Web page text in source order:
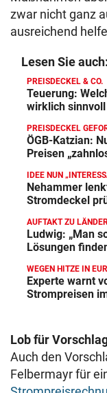
zwar nicht ganz
ausreichend
Lesen Sie auch:
PREISDECKEL & CO.
Teuerung:
wirklich
PREISDECKEL
ÖGB-Katzian:
Preisen
IDEE NUN
Nehammer
Stromdeckel
AUFTAKT ZU
Ludwig: „Man
Lösungen
WEGEN HITZE IN
Experte warnt
Strompreisen
Lob für
Auch den
Felbermayr für